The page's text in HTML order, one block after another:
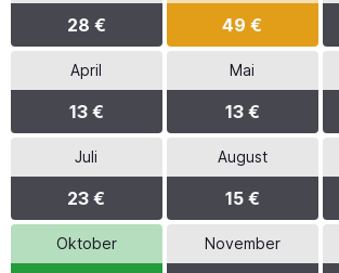
28 € 49 €
April
13 €
Mai
13 €
Juli
23 €
August
15 €
Oktober November